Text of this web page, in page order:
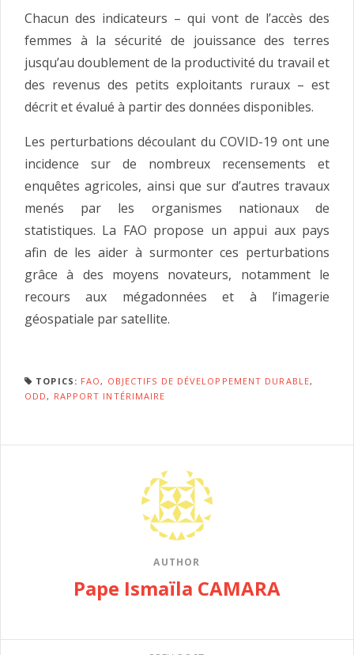
Chacun des indicateurs – qui vont de l’accès des
femmes à la sécurité de jouissance des terres
jusqu’au doublement de la productivité du travail et
des revenus des petits exploitants ruraux – est
décrit et évalué à partir des données disponibles.
Les perturbations découlant du COVID-19 ont une
incidence sur de nombreux recensements et
enquêtes agricoles, ainsi que sur d’autres travaux
menés par les organismes nationaux de
statistiques. La FAO propose un appui aux pays
afin de les aider à surmonter ces perturbations
grâce à des moyens novateurs, notamment le
recours aux mégadonnées et à l’imagerie
géospatiale par satellite.
TOPICS: FAO, OBJECTIFS DE DÉVELOPPEMENT DURABLE,
ODD, RAPPORT INTÉRIMAIRE
AUTHOR
Pape Ismaïla CAMARA